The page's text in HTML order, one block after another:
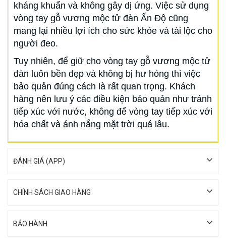
kháng khuẩn và không gây dị ứng. Việc sử dụng
vòng tay gỗ vương mộc tử đàn Ấn Độ cũng
mang lại nhiều lợi ích cho sức khỏe và tài lộc cho
người đeo.
Tuy nhiên, để giữ cho vòng tay gỗ vương mộc tử
đàn luôn bền đẹp và không bị hư hỏng thì việc
bảo quản đúng cách là rất quan trọng. Khách
hàng nên lưu ý các điều kiện bảo quản như tránh
tiếp xúc với nước, không để vòng tay tiếp xúc với
hóa chất và ánh nắng mặt trời quá lâu.
ĐÁNH GIÁ (APP)
CHÍNH SÁCH GIAO HÀNG
BẢO HÀNH